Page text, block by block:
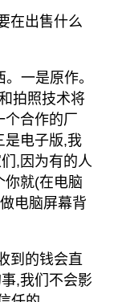
在出售什么
一是原作。
拍照技术将
合作的厂
是电子版,我
,因为有的人
你就(在电脑
电脑屏幕背
到的钱会直
,我们不会影